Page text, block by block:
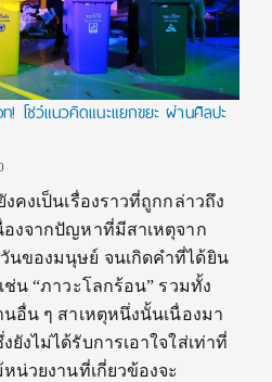
โชว์แนวคิดแนะแยกขยะ ผ่านศิลปะ
คงเป็นเรื่องราวที่ถูกกล่าวถึง
งจากปัญหาที่มีสาเหตุจาก
นของมนุษย์ จนเกิดคำที่ได้ยิน
น “ภาวะโลกร้อน” รวมทั้ง
อื่น ๆ สาเหตุหนึ่งนั้นเนื่องมา
งไม่ได้รับการเอาใจใส่เท่าที่
น่วยงานที่เกี่ยวข้องจะ